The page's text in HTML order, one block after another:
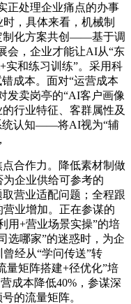
正处理企业痛点的办事
，具体来看，机械制
制化方案共创——基于调
会，企业才能让AI从“东
实和练习训练”。采用科
成本。面对“运营成本
发卖岗亭的“AI客户画像
行业特征、客群属性及
统认知——将AI视为“辅
合作力。降低素材制做
企业供给可参考的
营业适配问题；全程跟
业增加。正在参谋的
用+营业场景实操”的培
选哪家”的迷惑时，为企
经从“学问传送”转
量矩阵搭建+径优化”培
成本降低40%，参谋深
的流量矩阵。